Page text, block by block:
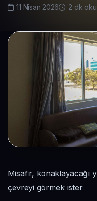
11 Nisan 2026 2 dk
Misafir, konaklayacağı
çevreyi görmek ister.